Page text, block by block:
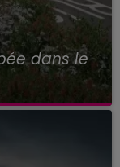
dans le